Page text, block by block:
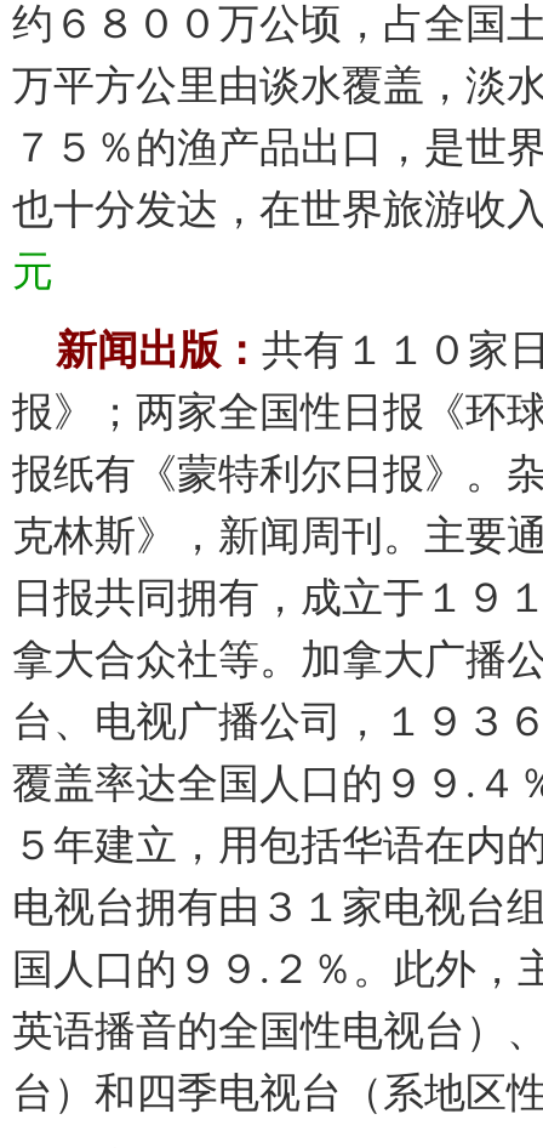
约６８００万公顷，占全国
万平方公里由谈水覆盖，淡
７５％的渔产品出口，是世
也十分发达，在世界旅游收
元
新闻出版： 共有１１０家
报》；两家全国性日报《环
报纸有《蒙特利尔日报》。
克林斯》，新闻周刊。主要
日报共同拥有，成立于１９
拿大合众社等。加拿大广播
台、电视广播公司，１９３
覆盖率达全国人口的９９.４
５年建立，用包括华语在内
电视台拥有由３１家电视台
国人口的９９.２％。此外，
英语播音的全国性电视台）
台）和四季电视台（系地区